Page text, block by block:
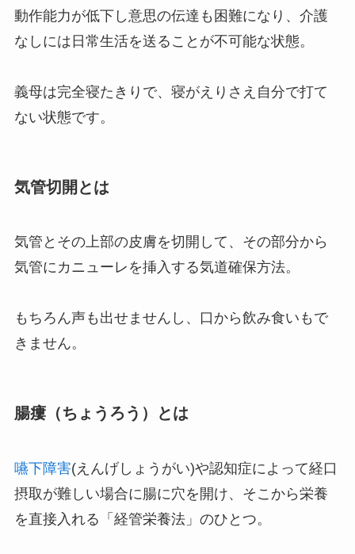
動作能力が低下し意思の伝達も困難になり、介護
なしには日常生活を送ることが不可能な状態。
義母は完全寝たきりで、寝がえりさえ自分で打て
ない状態です。
気管切開とは
気管とその上部の皮膚を切開して、その部分から
気管にカニューレを挿入する気道確保方法。
もちろん声も出せませんし、口から飲み食いもで
きません。
腸瘻（ちょうろう）とは
嚥下障害(えんげしょうがい)や認知症によって経口
摂取が難しい場合に腸に穴を開け、そこから栄養
を直接入れる「経管栄養法」のひとつ。